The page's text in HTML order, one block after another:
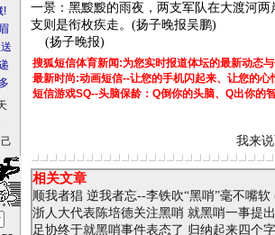
!
一景：黑黢黢的雨夜，两支军队在大渡河
支则是衔枚疾走。(扬子晚报吴鹏)
(扬子晚报)
搜狐短信体育新闻:为您实时报道体坛的最新动态
最新时尚:动画短信--让您的手机闪起来、让您的心
短信游戏SQ--头脑保龄：Q倒你的头脑、Q出你的
我来
相关文章
顺我者猖 逆我者忘--李铁吹“黑哨”毫不嘴软
浙人大代表陈培德关注黑哨 就黑哨一事提
足协终于就黑哨事件表态了 归纳起来四个